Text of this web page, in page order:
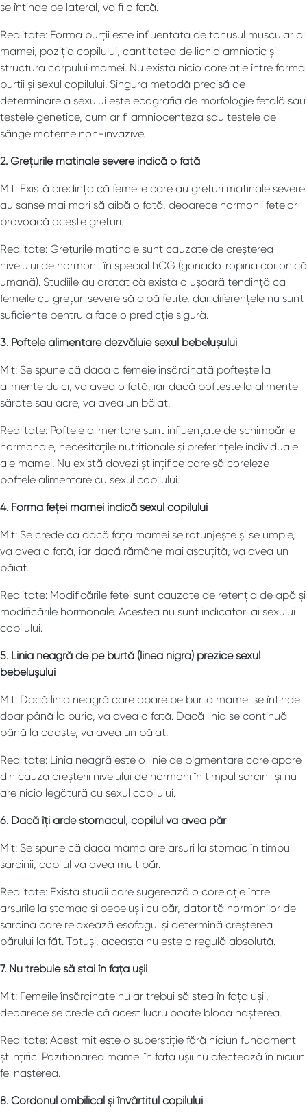
se întinde pe lateral, va fi o fată.
Realitate: Forma burții este influențată de tonusul muscular al
mamei, poziția copilului, cantitatea de lichid amniotic și
structura corpului mamei. Nu există nicio corelație între forma
burții și sexul copilului. Singura metodă precisă de
determinare a sexului este ecografia de morfologie fetală sau
testele genetice, cum ar fi amniocenteza sau testele de
sânge materne non-invazive.
2. Grețurile matinale severe indică o fată
Mit: Există credința că femeile care au grețuri matinale severe
au sanse mai mari să aibă o fată, deoarece hormonii fetelor
provoacă aceste grețuri.
Realitate: Grețurile matinale sunt cauzate de creșterea
nivelului de hormoni, în special hCG (gonadotropina corionică
umană). Studiile au arătat că există o ușoară tendință ca
femeile cu grețuri severe să aibă fetițe, dar diferențele nu sunt
suficiente pentru a face o predicție sigură.
3. Poftele alimentare dezvăluie sexul bebelușului
Mit: Se spune că dacă o femeie însărcinată poftește la
alimente dulci, va avea o fată, iar dacă poftește la alimente
sărate sau acre, va avea un băiat.
Realitate: Poftele alimentare sunt influențate de schimbările
hormonale, necesitățile nutriționale și preferințele individuale
ale mamei. Nu există dovezi științifice care să coreleze
poftele alimentare cu sexul copilului.
4. Forma feței mamei indică sexul copilului
Mit: Se crede că dacă fața mamei se rotunjește și se umple,
va avea o fată, iar dacă rămâne mai ascuțită, va avea un
băiat.
Realitate: Modificările feței sunt cauzate de retenția de apă și
modificările hormonale. Acestea nu sunt indicatori ai sexului
copilului.
5. Linia neagră de pe burtă (linea nigra) prezice sexul
bebelușului
Mit: Dacă linia neagră care apare pe burta mamei se întinde
doar până la buric, va avea o fată. Dacă linia se continuă
până la coaste, va avea un băiat.
Realitate: Linia neagră este o linie de pigmentare care apare
din cauza creșterii nivelului de hormoni în timpul sarcinii și nu
are nicio legătură cu sexul copilului.
6. Dacă îți arde stomacul, copilul va avea păr
Mit: Se spune că dacă mama are arsuri la stomac în timpul
sarcinii, copilul va avea mult păr.
Realitate: Există studii care sugerează o corelație între
arsurile la stomac și bebelușii cu păr, datorită hormonilor de
sarcină care relaxează esofagul și determină creșterea
părului la făt. Totuși, aceasta nu este o regulă absolută.
7. Nu trebuie să stai în fața ușii
Mit: Femeile însărcinate nu ar trebui să stea în fața ușii,
deoarece se crede că acest lucru poate bloca nașterea.
Realitate: Acest mit este o superstiție fără niciun fundament
științific. Poziționarea mamei în fața ușii nu afectează în niciun
fel nașterea.
8. Cordonul ombilical și învârtitul copilului